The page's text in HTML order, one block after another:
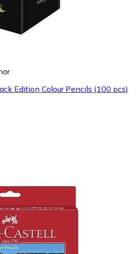
Edition Colour Pencils (100 pcs)